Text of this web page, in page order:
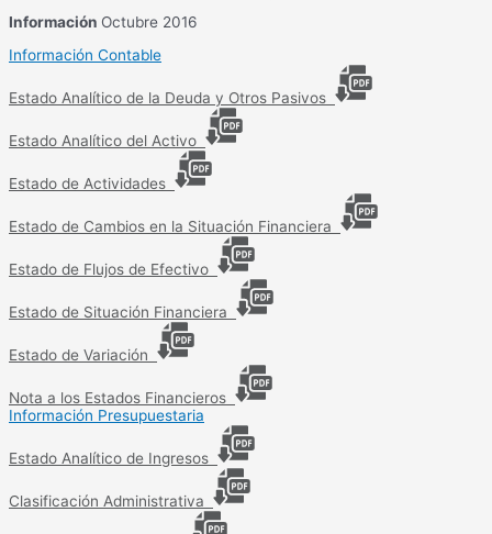
Información Octubre 2016
Información Contable
Estado Analítico de la Deuda y Otros Pasivos
Estado Analítico del Activo
Estado de Actividades
Estado de Cambios en la Situación Financiera
Estado de Flujos de Efectivo
Estado de Situación Financiera
Estado de Variación
Nota a los Estados Financieros
Información Presupuestaria
Estado Analítico de Ingresos
Clasificación Administrativa